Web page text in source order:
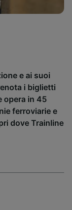
e ai suoi
i biglietti
opera in 45
ferroviarie e
dove Trainline